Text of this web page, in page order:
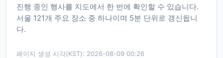
진행 중인 행사를 지도에서 한 번에 확인할 수 있습니다.
서울 121개 주요 장소 중 하나이며 5분 단위로 갱신됩니
다.
페이지 생성 시각(KST): 2026-08-09 00:26